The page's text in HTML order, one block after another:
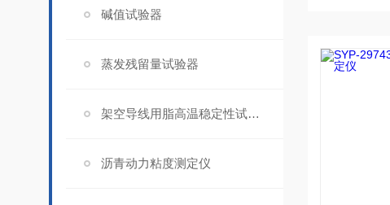
碱值试验器
蒸发残留量试验器
架空导线用脂高温稳定性试验器
沥青动力粘度测定仪